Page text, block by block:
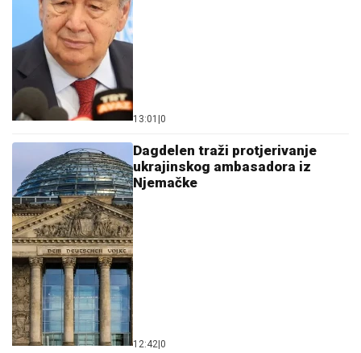
13:01 |0
Dagdelen traži protjerivanje
ukrajinskog ambasadora iz
Njemačke
12:42|0